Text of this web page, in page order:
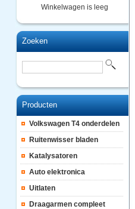
Winkelwagen is leeg
Zoeken
Producten
Volkswagen T4 onderdelen
Ruitenwisser bladen
Katalysatoren
Auto elektronica
Uitlaten
Draagarmen compleet